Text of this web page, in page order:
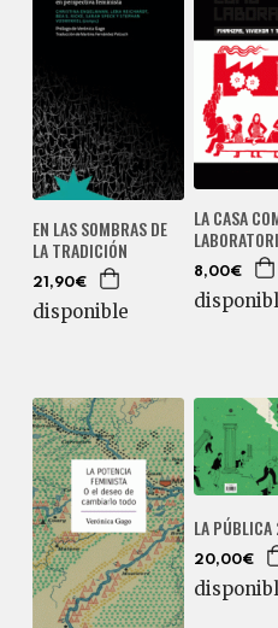
EN LAS SOMBRAS DE
LA TRADICIÓN
21,90€
disponible
LA CASA
8,00€
LA PÚBLICA
20,00€